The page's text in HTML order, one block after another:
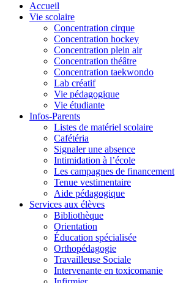
Accueil
Vie scolaire
Concentration cirque
Concentration hockey
Concentration plein air
Concentration théâtre
Concentration taekwondo
Lab créatif
Vie pédagogique
Vie étudiante
Infos-Parents
Listes de matériel scolaire
Cafétéria
Signaler une absence
Intimidation à l’école
Les campagnes de financement
Tenue vestimentaire
Aide pédagogique
Services aux élèves
Bibliothèque
Orientation
Éducation spécialisée
Orthopédagogie
Travailleuse Sociale
Intervenante en toxicomanie